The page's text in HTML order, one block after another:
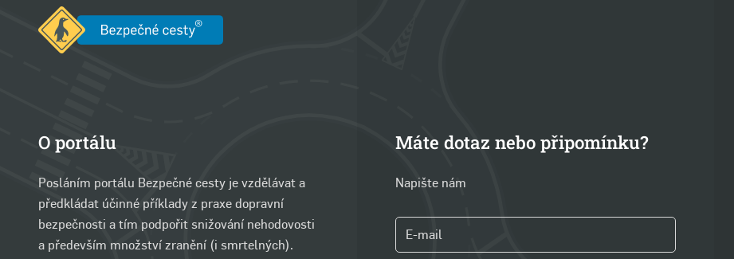
O portálu
Posláním portálu Bezpečné cesty je vzdělávat a
předkládat účinné příklady z praxe dopravní
bezpečnosti a tím podpořit snižování nehodovosti
a především množství zranění (i smrtelných).
Máte dotaz nebo připomínku?
Napište nám